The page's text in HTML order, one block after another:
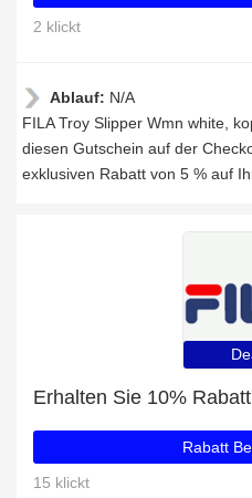
2 klickt
Ablauf: N/A
FILA Troy Slipper Wmn white,
diesen Gutschein auf der
exklusiven Rabatt von 5 % auf
Rabatt
15 klickt